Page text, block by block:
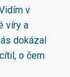
v
víry a
dokázal
o čem